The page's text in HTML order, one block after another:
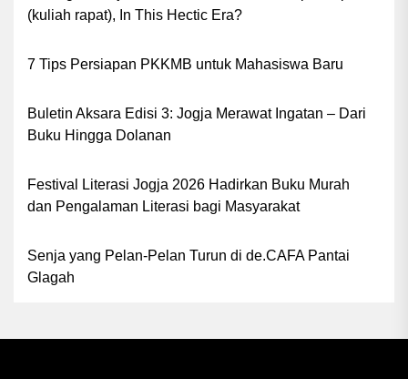
(kuliah rapat), In This Hectic Era?
7 Tips Persiapan PKKMB untuk Mahasiswa Baru
Buletin Aksara Edisi 3: Jogja Merawat Ingatan – Dari
Buku Hingga Dolanan
Festival Literasi Jogja 2026 Hadirkan Buku Murah
dan Pengalaman Literasi bagi Masyarakat
Senja yang Pelan-Pelan Turun di de.CAFA Pantai
Glagah